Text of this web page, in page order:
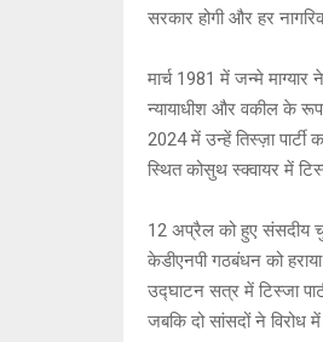
सरकार होगी और हर
मार्च 1981 में जन्मे माग्यार
न्यायाधीश और वकील के रूप
2024 में उन्हें तिस्ज़ा
स्थित कोसुथ स्क्वायर में
12 अप्रैल को हुए संसदीय
केडीएनपी गठबंधन को
उद्घाटन सत्र में टिस्जा
जबकि दो सांसदों ने विरोध